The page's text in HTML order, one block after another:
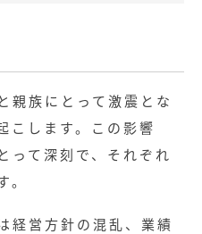
親族にとって激震とな
こします。この影響
って深刻で、それぞれ
経営方針の混乱、業績